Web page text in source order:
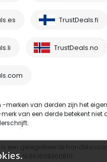
TrustDeals.fi
TrustDeals.no
merken van derden zijn het
van een derde betekent niet
NL861609360B01